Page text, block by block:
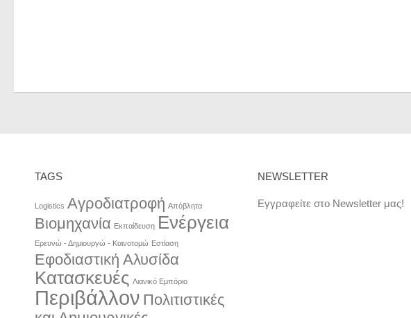
TAGS
Logistics Αγροδιατροφή Απόβλητα
Βιομηχανία Εκπαίδευση Ενέργεια
Ερευνώ - Δημιουργώ - Καινοτομώ Εστίαση
Εφοδιαστική Αλυσίδα
Κατασκευές Λιανικό Εμπόριο
Περιβάλλον Πολιτιστικές
NEWSLETTER
Εγγραφείτε στο Newsletter μας!